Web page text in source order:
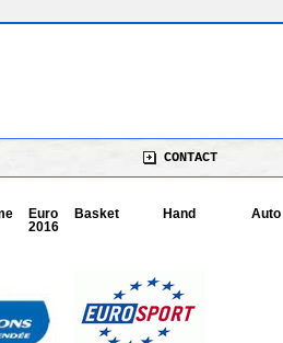
CONTACT
Euro
2016
Basket Hand Auto